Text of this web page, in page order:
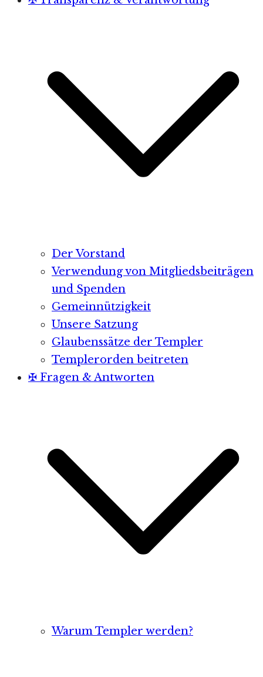
Der Vorstand
Verwendung von Mitgliedsbeiträgen
und Spenden
Gemeinnützigkeit
Unsere Satzung
Glaubenssätze der Templer
Templerorden beitreten
✠ Fragen & Antworten
Warum Templer werden?